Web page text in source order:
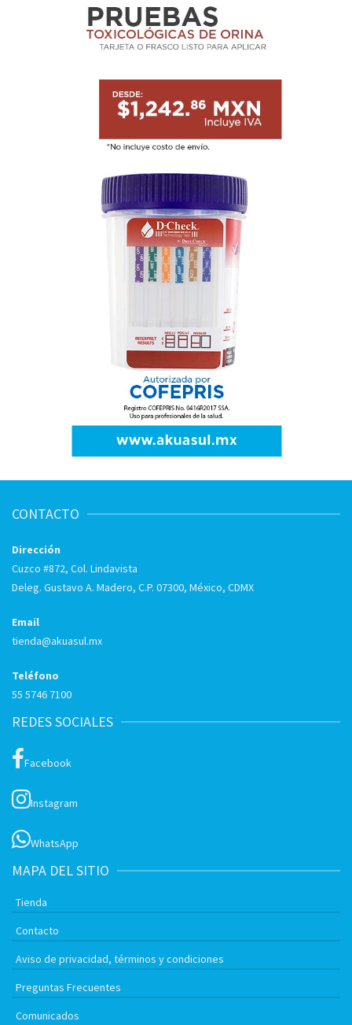
CONTACTO
Dirección
Cuzco #872, Col. Lindavista
Deleg. Gustavo A. Madero, C.P. 07300, México, CDMX
Email
tienda@akuasul.mx
Teléfono
55 5746 7100
REDES SOCIALES
Facebook
Instagram
WhatsApp
MAPA DEL SITIO
Tienda
Contacto
Aviso de privacidad, términos y condiciones
Preguntas Frecuentes
Comunicados